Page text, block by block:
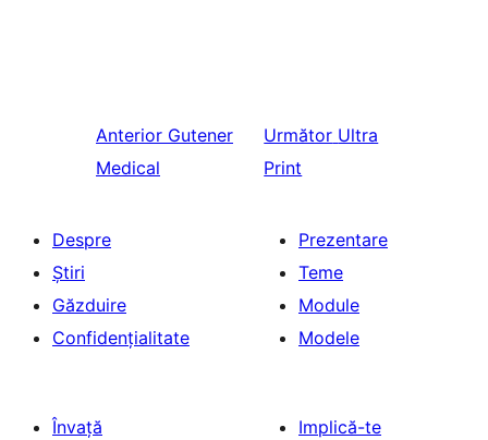
Anterior Gutener
Medical
Următor Ultra
Print
Despre
Știri
Găzduire
Confidențialitate
Prezentare
Teme
Module
Modele
Învață Implică-te